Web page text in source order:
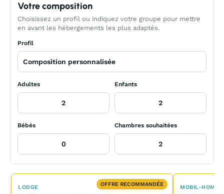
Votre composition
Choisissez un profil ou indiquez votre groupe pour mettre
en avant les hébergements les plus adaptés.
Profil
Adultes Enfants
Bébés Chambres souhaitées
MOBIL-HOME
OFFRE RECOMMANDÉE
LODGE